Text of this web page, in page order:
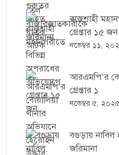
রাজশাহী
গ্রেপ্তার ১৫ জন
নভেম্বর ১১,
আরএমপি’র
গ্রেপ্তার ১
নভেম্বর ৫, ২০২৫
বগুড়ায় নাবিল
জরিমানা